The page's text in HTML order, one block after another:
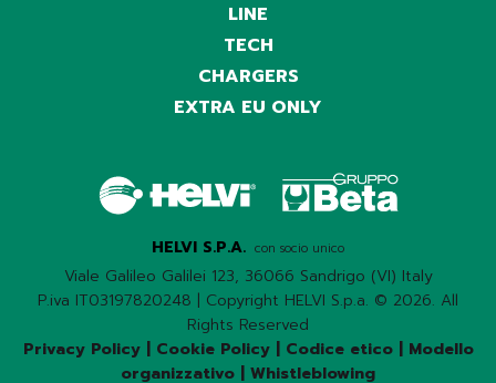
LINE
TECH
CHARGERS
EXTRA EU ONLY
HELVI S.P.A. con socio unico
Viale Galileo Galilei 123, 36066 Sandrigo (VI) Italy
P.iva IT03197820248 | Copyright HELVI S.p.a. © 2026. All
Rights Reserved
Privacy Policy| Cookie Policy| Codice etico| Modello
organizzativo
Whistleblowing